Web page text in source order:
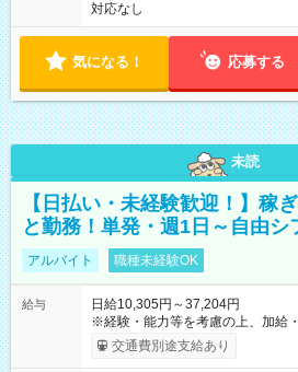
対応なし
気になる！ 応募する
未読
【日払い・未経験歓迎！】稼
と勤務！単発・週1日～自由シ
アルバイト 職種未経験OK
給与
日給10,305円～37,204円
※経験・能力等を考慮の上、加給・優遇
間】試用期間なし
交通費別途支給あり